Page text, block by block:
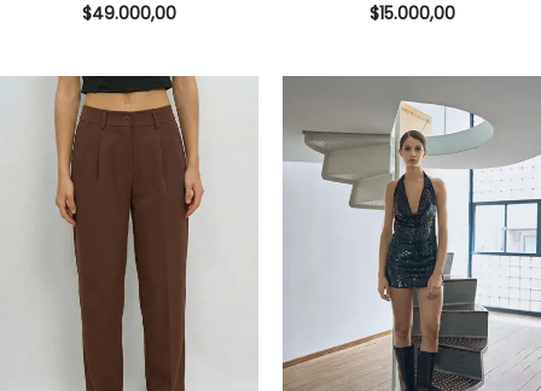
$49.000,00
$15.000,00